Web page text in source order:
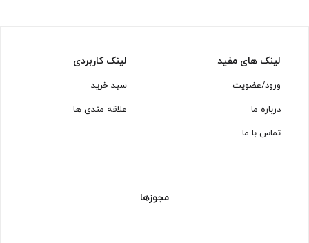
لینک های مفید
ورود/عضویت
درباره ما
تماس با ما
لینک کاربردی
سبد خرید
علاقه مندی ها
مجوزها